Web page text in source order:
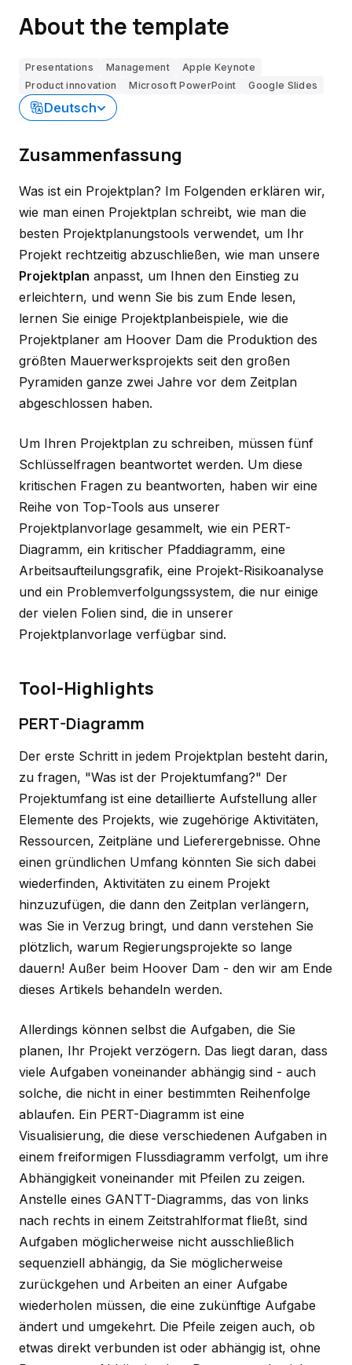
About the template
Presentations Management
Apple Keynote
Product innovation
Microsoft PowerPoint Google Slides
Deutsch
Zusammenfassung
Was ist ein Projektplan? Im Folgenden erklären wir,
wie man einen Projektplan schreibt, wie man die
besten Projektplanungstools verwendet, um Ihr
Projekt rechtzeitig abzuschließen, wie man unsere
Projektplan anpasst, um Ihnen den Einstieg zu
erleichtern, und wenn Sie bis zum Ende lesen,
lernen Sie einige Projektplanbeispiele, wie die
Projektplaner am Hoover Dam die Produktion des
größten Mauerwerksprojekts seit den großen
Pyramiden ganze zwei Jahre vor dem Zeitplan
abgeschlossen haben.
Um Ihren Projektplan zu schreiben, müssen fünf
Schlüsselfragen beantwortet werden. Um diese
kritischen Fragen zu beantworten, haben wir eine
Reihe von Top-Tools aus unserer
Projektplanvorlage gesammelt, wie ein PERT-
Diagramm, ein kritischer Pfaddiagramm, eine
Arbeitsaufteilungsgrafik, eine Projekt-Risikoanalyse
und ein Problemverfolgungssystem, die nur einige
der vielen Folien sind, die in unserer
Projektplanvorlage verfügbar sind.
Tool-Highlights
PERT-Diagramm
Der erste Schritt in jedem Projektplan besteht darin,
zu fragen, "Was ist der Projektumfang?" Der
Projektumfang ist eine detaillierte Aufstellung aller
Elemente des Projekts, wie zugehörige Aktivitäten,
Ressourcen, Zeitpläne und Lieferergebnisse. Ohne
einen gründlichen Umfang könnten Sie sich dabei
wiederfinden, Aktivitäten zu einem Projekt
hinzuzufügen, die dann den Zeitplan verlängern,
was Sie in Verzug bringt, und dann verstehen Sie
plötzlich, warum Regierungsprojekte so lange
dauern! Außer beim Hoover Dam - den wir am Ende
dieses Artikels behandeln werden.
Allerdings können selbst die Aufgaben, die Sie
planen, Ihr Projekt verzögern. Das liegt daran, dass
viele Aufgaben voneinander abhängig sind - auch
solche, die nicht in einer bestimmten Reihenfolge
ablaufen. Ein PERT-Diagramm ist eine
Visualisierung, die diese verschiedenen Aufgaben in
einem freiformigen Flussdiagramm verfolgt, um ihre
Abhängigkeit voneinander mit Pfeilen zu zeigen.
Anstelle eines GANTT-Diagramms, das von links
nach rechts in einem Zeitstrahlformat fließt, sind
Aufgaben möglicherweise nicht ausschließlich
sequenziell abhängig, da Sie möglicherweise
zurückgehen und Arbeiten an einer Aufgabe
wiederholen müssen, die eine zukünftige Aufgabe
ändert und umgekehrt. Die Pfeile zeigen auch, ob
etwas direkt verbunden ist oder abhängig ist, ohne